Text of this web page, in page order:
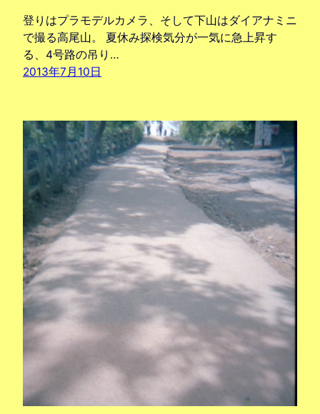
登りはプラモデルカメラ、そして下山はダイアナミニ
で撮る高尾山。 夏休み探検気分が一気に急上昇す
る、4号路の吊り…
2013年7月10日